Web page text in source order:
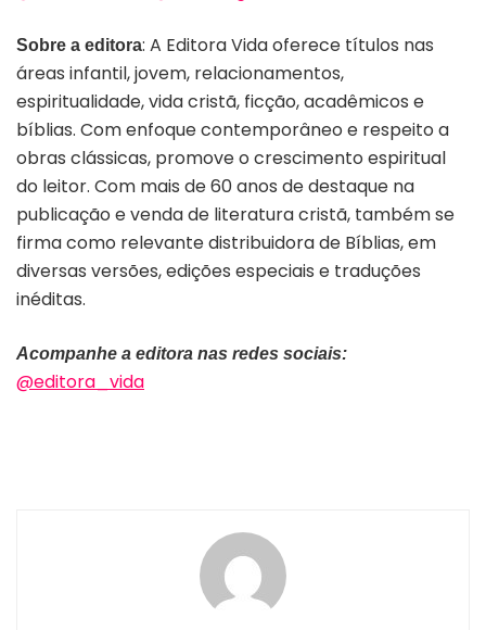
Sobre a editora: A Editora Vida oferece títulos nas
áreas infantil, jovem, relacionamentos,
espiritualidade, vida cristã, ficção, acadêmicos e
bíblias. Com enfoque contemporâneo e respeito a
obras clássicas, promove o crescimento espiritual
do leitor. Com mais de 60 anos de destaque na
publicação e venda de literatura cristã, também se
firma como relevante distribuidora de Bíblias, em
diversas versões, edições especiais e traduções
inéditas.
Acompanhe a editora nas redes sociais:
@editora_vida